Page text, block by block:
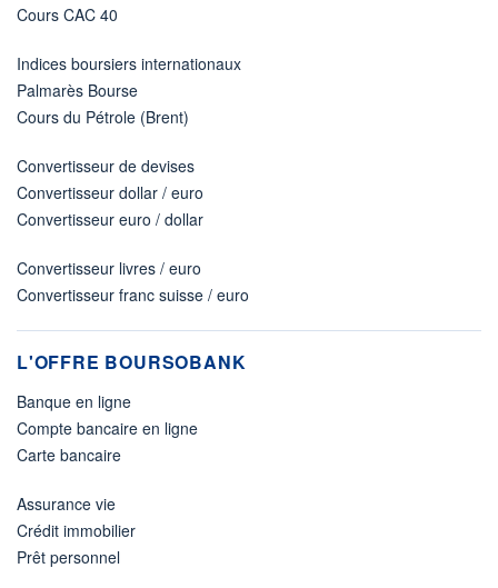
Cours CAC 40
Indices boursiers internationaux
Palmarès Bourse
Cours du Pétrole (Brent)
Convertisseur de devises
Convertisseur dollar / euro
Convertisseur euro / dollar
Convertisseur livres / euro
Convertisseur franc suisse / euro
L'OFFRE BOURSOBANK
Banque en ligne
Compte bancaire en ligne
Carte bancaire
Assurance vie
Crédit immobilier
Prêt personnel